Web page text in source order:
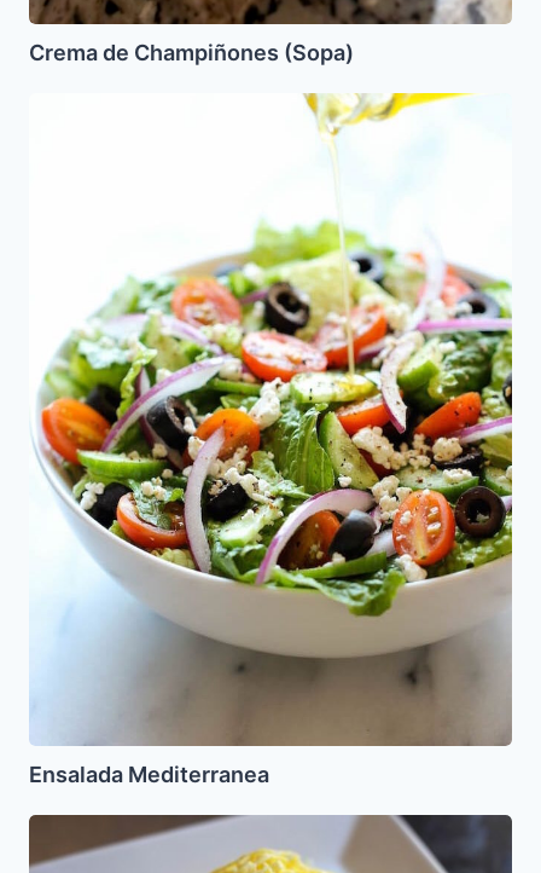
Crema de Champiñones (Sopa)
Ensalada Mediterranea
Fideos
de